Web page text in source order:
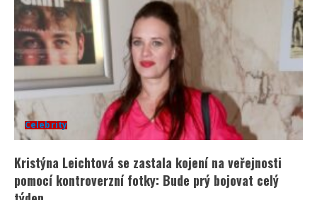
Celebrity
Kristýna Leichtová se zastala kojení na veřejnosti
pomocí kontroverzní fotky: Bude prý bojovat celý